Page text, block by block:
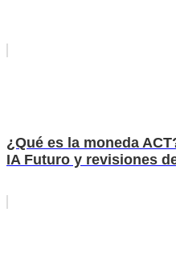
¿Qué es la moneda
IA Futuro y revisiones